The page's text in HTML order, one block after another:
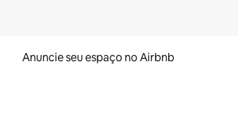
Anuncie seu espaço no Airbnb